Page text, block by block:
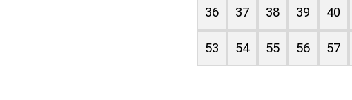
36 37 38 39 40
53 54 55 56 57